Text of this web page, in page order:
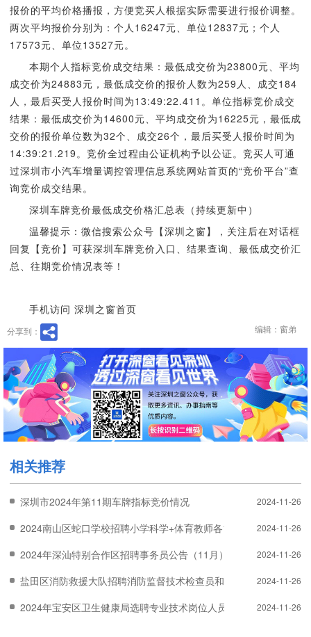
报价的平均价格播报，方便竞买人根据实际需要进行报价调整。
两次平均报价分别为：个人16247元、单位12837元；个人
17573元、单位13527元。
本期个人指标竞价成交结果：最低成交价为23800元、平均
成交价为24883元，最低成交价的报价人数为259人、成交184
人，最后买受人报价时间为13:49:22.411。单位指标竞价成交
结果：最低成交价为14600元、平均成交价为16225元，最低成
交价的报价单位数为32个、成交26个，最后买受人报价时间为
14:39:21.219。竞价全过程由公证机构予以公证。竞买人可通
过深圳市小汽车增量调控管理信息系统网站首页的“竞价平台”查
询竞价成交结果。
深圳车牌竞价最低成交价格汇总表（持续更新中）
温馨提示：微信搜索公众号【深圳之窗】，关注后在对话框
回复【竞价】可获深圳车牌竞价入口、结果查询、最低成交价汇
总、往期竞价情况表等！
手机访问 深圳之窗首页
分享到： 编辑：窗弟
相关推荐
深圳市2024年第11期车牌指标竞价情况 2024-11-26
2024南山区蛇口学校招聘小学科学+体育教师各1名 2024-11-26
2024年深汕特别合作区招聘事务员公告（11月） 2024-11-26
盐田区消防救援大队招聘消防监督技术检查员和政工专干公告
2024-11-26
2024年宝安区卫生健康局选聘专业技术岗位人员公告（11月）
2024-11-26